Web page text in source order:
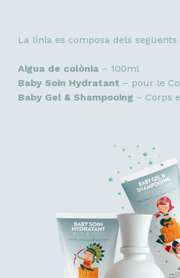
La línia es composa dels
Aigua de colònia – 100ml
Baby Soin Hydratant – pour le
Baby Gel & Shampooing – Corps